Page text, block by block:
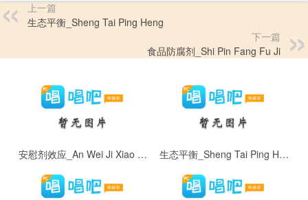
上一篇
生态平衡_Sheng Tai Ping Heng
下一篇
食品防腐剂_Shi Pin Fang Fu Ji
安慰剂效应_An Wei Ji Xiao Ying 生态平衡_Sheng Tai Ping Heng